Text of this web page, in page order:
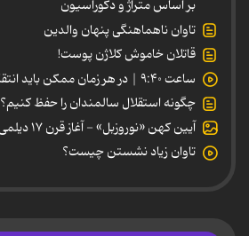
بر اساس متراژ و دکوراسیون
تاوان ناهماهنگی پنهان والدین
قاتلان خاموش کلاژن پوست!
ساعت ۹:۴۰ | در هر زمان ممکن باید انتقامشان را پس بدهند
چگونه استقلال سالمندان را حفظ کنیم؟
آیین کهن «نوروزبل» - آغاز قرن ۱۷ دیلمی
تاوان زیاد نشستن چیست؟